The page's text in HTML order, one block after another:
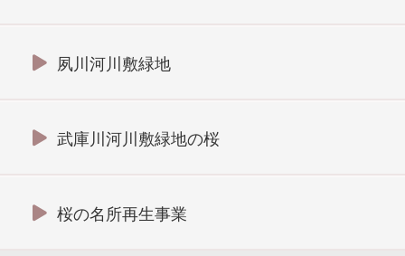
夙川河川敷緑地
武庫川河川敷緑地の桜
桜の名所再生事業